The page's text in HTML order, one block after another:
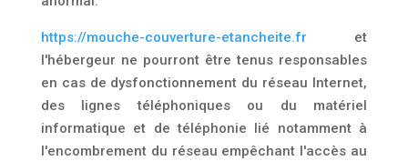
https://mouche-couverture-etancheite.fr et
l'hébergeur ne pourront être tenus responsables
en cas de dysfonctionnement du réseau Internet,
des lignes téléphoniques ou du matériel
informatique et de téléphonie lié notamment à
l'encombrement du réseau empêchant l'accès au